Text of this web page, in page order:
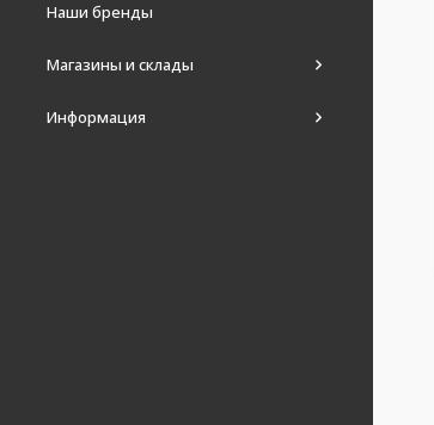
Наши бренды
Магазины и склады
Информация